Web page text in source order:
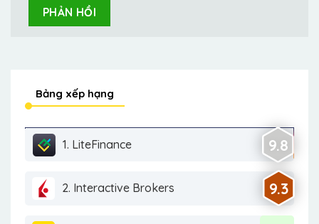
Bảng xếp hạng
1. LiteFinance 9.8
2. Interactive Brokers 9.3